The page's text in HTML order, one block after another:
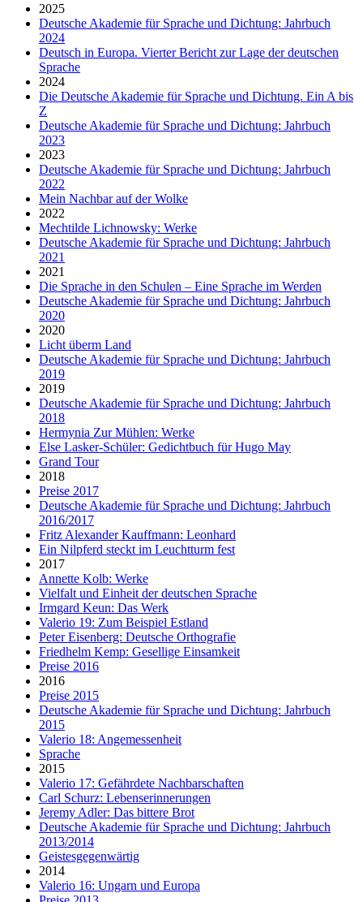
2025
Deutsche Akademie für Sprache und Dichtung: Jahrbuch
2024
Deutsch in Europa. Vierter Bericht zur Lage der deutschen
Sprache
2024
Die Deutsche Akademie für Sprache und Dichtung. Ein A bis
Z
Deutsche Akademie für Sprache und Dichtung: Jahrbuch
2023
2023
Deutsche Akademie für Sprache und Dichtung: Jahrbuch
2022
Mein Nachbar auf der Wolke
2022
Mechtilde Lichnowsky: Werke
Deutsche Akademie für Sprache und Dichtung: Jahrbuch
2021
2021
Die Sprache in den Schulen – Eine Sprache im Werden
Deutsche Akademie für Sprache und Dichtung: Jahrbuch
2020
2020
Licht überm Land
Deutsche Akademie für Sprache und Dichtung: Jahrbuch
2019
2019
Deutsche Akademie für Sprache und Dichtung: Jahrbuch
2018
Hermynia Zur Mühlen: Werke
Else Lasker-Schüler: Gedichtbuch für Hugo May
Grand Tour
2018
Preise 2017
Deutsche Akademie für Sprache und Dichtung: Jahrbuch
2016/2017
Fritz Alexander Kauffmann: Leonhard
Ein Nilpferd steckt im Leuchtturm fest
2017
Annette Kolb: Werke
Vielfalt und Einheit der deutschen Sprache
Irmgard Keun: Das Werk
Valerio 19: Zum Beispiel Estland
Peter Eisenberg: Deutsche Orthografie
Friedhelm Kemp: Gesellige Einsamkeit
Preise 2016
2016
Preise 2015
Deutsche Akademie für Sprache und Dichtung: Jahrbuch
2015
Valerio 18: Angemessenheit
Sprache
2015
Valerio 17: Gefährdete Nachbarschaften
Carl Schurz: Lebenserinnerungen
Jeremy Adler: Das bittere Brot
Deutsche Akademie für Sprache und Dichtung: Jahrbuch
2013/2014
Geistesgegenwärtig
2014
Valerio 16: Ungarn und Europa